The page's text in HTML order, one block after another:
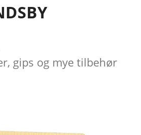
gips og mye tilbehør